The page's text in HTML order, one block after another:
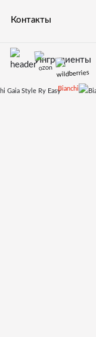
Контакты
Ингредиенты
Bianchi